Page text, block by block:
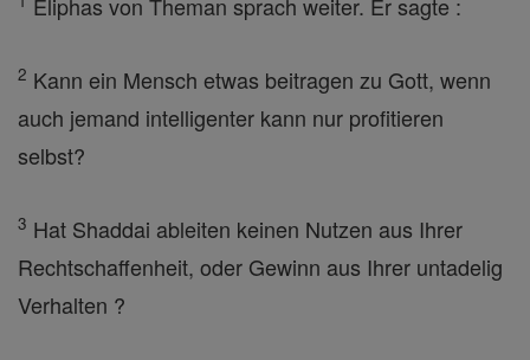
2 Kann ein Mensch etwas beitragen zu Gott, wenn
auch jemand intelligenter kann nur profitieren
selbst?
3 Hat Shaddai ableiten keinen Nutzen aus Ihrer
Rechtschaffenheit, oder Gewinn aus Ihrer untadelig
Verhalten ?